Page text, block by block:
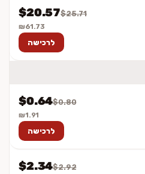
$25.71
$20.57
₪61.73
לרכישה
$0.80
$0.64
₪1.91
לרכישה
$2.92
$2.34